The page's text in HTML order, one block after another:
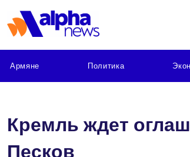
Армяне Политика
Кремль ждет
Песков